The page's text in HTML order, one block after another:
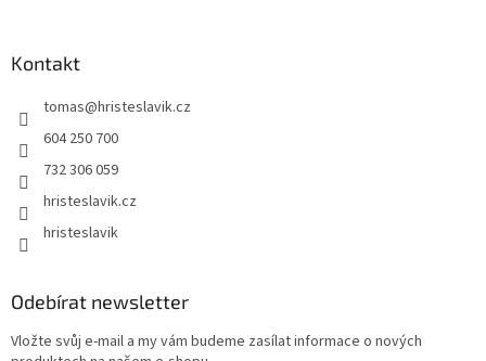
Kontakt
tomas@hristeslavik.cz
604 250 700
732 306 059
hristeslavik.cz
hristeslavik
Odebírat newsletter
Vložte svůj e-mail a my vám budeme zasílat informace o nových